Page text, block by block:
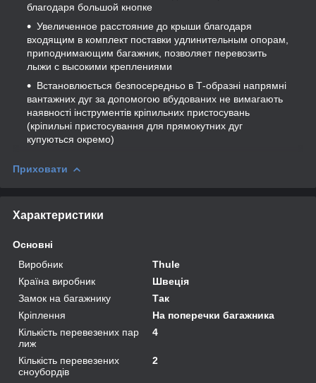
благодаря большой кнопке
Увеличенное расстояние до крыши благодаря
входящим в комплект поставки удлинительным опорам,
приподнимающим багажник, позволяет перевозить
лыжи с высокими креплениями
Встановлюється безпосередньо в Т-образні напрямні
вантажних дуг за допомогою вбудованих не вимагають
наявності інструментів кріпильних пристосувань
(кріпильні пристосування для прямокутних дуг
купуються окремо)
Приховати
Характеристики
Основні
Виробник
Thule
Країна виробник
Швеція
Замок на багажнику
Так
Кріплення
На поперечки багажника
Кількість перевезених пар
лиж
4
Кількість перевезених
сноубордів
2